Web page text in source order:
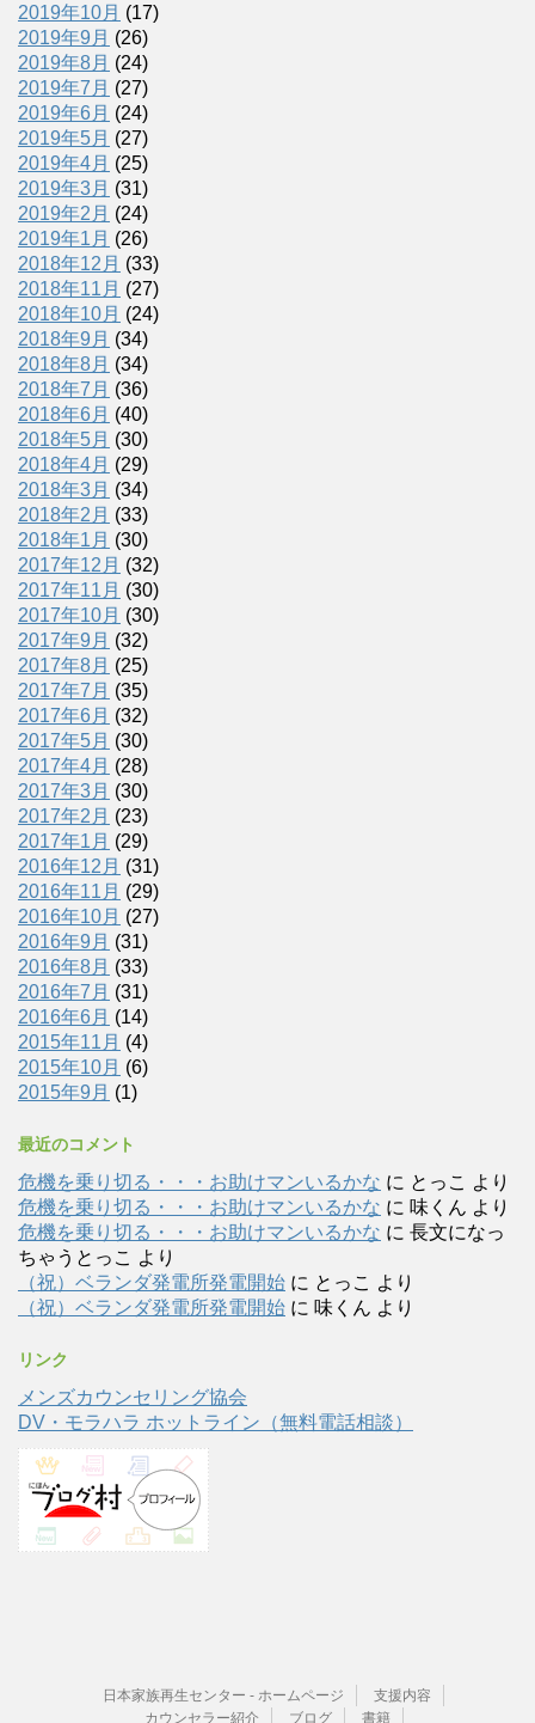
2019年10月 (17)
2019年9月 (26)
2019年8月 (24)
2019年7月 (27)
2019年6月 (24)
2019年5月 (27)
2019年4月 (25)
2019年3月 (31)
2019年2月 (24)
2019年1月 (26)
2018年12月 (33)
2018年11月 (27)
2018年10月 (24)
2018年9月 (34)
2018年8月 (34)
2018年7月 (36)
2018年6月 (40)
2018年5月 (30)
2018年4月 (29)
2018年3月 (34)
2018年2月 (33)
2018年1月 (30)
2017年12月 (32)
2017年11月 (30)
2017年10月 (30)
2017年9月 (32)
2017年8月 (25)
2017年7月 (35)
2017年6月 (32)
2017年5月 (30)
2017年4月 (28)
2017年3月 (30)
2017年2月 (23)
2017年1月 (29)
2016年12月 (31)
2016年11月 (29)
2016年10月 (27)
2016年9月 (31)
2016年8月 (33)
2016年7月 (31)
2016年6月 (14)
2015年11月 (4)
2015年10月 (6)
2015年9月 (1)
最近のコメント
危機を乗り切る・・・お助けマンいるかな に とっこ より
危機を乗り切る・・・お助けマンいるかな に 味くん より
危機を乗り切る・・・お助けマンいるかな に 長文になっ
ちゃうとっこ より
（祝）ベランダ発電所発電開始 に とっこ より
（祝）ベランダ発電所発電開始 に 味くん より
リンク
メンズカウンセリング協会
DV・モラハラ ホットライン（無料電話相談）
日本家族再生センター - ホームページ
支援内容
カウンセラー紹介
ブログ 書籍